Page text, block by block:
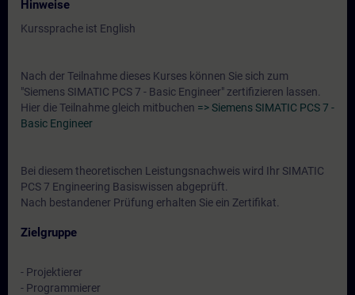
Hinweise
Kurssprache ist English
Nach der Teilnahme dieses Kurses können Sie sich zum
"Siemens SIMATIC PCS 7 - Basic Engineer" zertifizieren lassen.
Hier die Teilnahme gleich mitbuchen => Siemens SIMATIC PCS 7 -
Basic Engineer
Bei diesem theoretischen Leistungsnachweis wird Ihr SIMATIC
PCS 7 Engineering Basiswissen abgeprüft.
Nach bestandener Prüfung erhalten Sie ein Zertifikat.
Zielgruppe
- Projektierer
- Programmierer